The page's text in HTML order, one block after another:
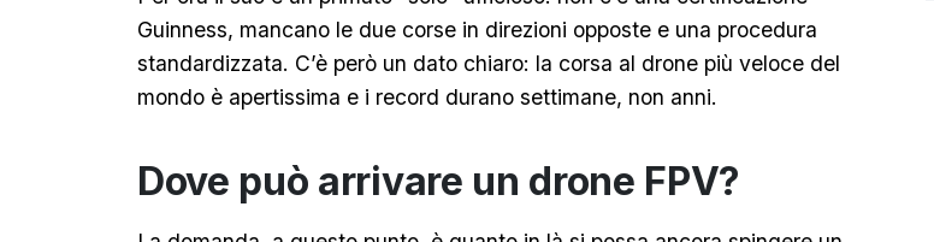
Guinness, mancano le due corse in direzioni opposte e una procedura
standardizzata. C’è però un dato chiaro: la corsa al drone più veloce del
mondo è apertissima e i record durano settimane, non anni.
Dove può arrivare un drone FPV?